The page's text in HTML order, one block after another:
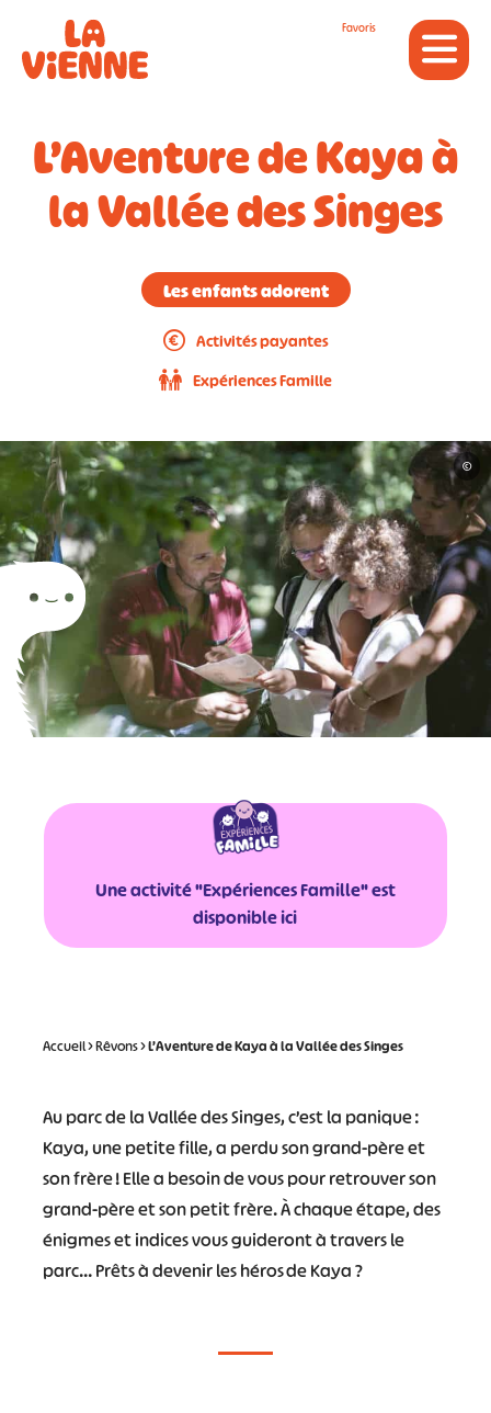
Favoris
L’Aventure de Kaya à
la Vallée des Singes
Les enfants adorent
Activités payantes
Expériences Famille
©
Une activité "Expériences Famille" est
disponible ici
Accueil>Rêvons>L’Aventure de Kaya à la Vallée des Singes
Au parc de la Vallée des Singes, c’est la panique :
Kaya, une petite fille, a perdu son grand-père et
son frère ! Elle a besoin de vous pour retrouver son
grand-père et son petit frère. À chaque étape, des
énigmes et indices vous guideront à travers le
parc… Prêts à devenir les héros de Kaya ?